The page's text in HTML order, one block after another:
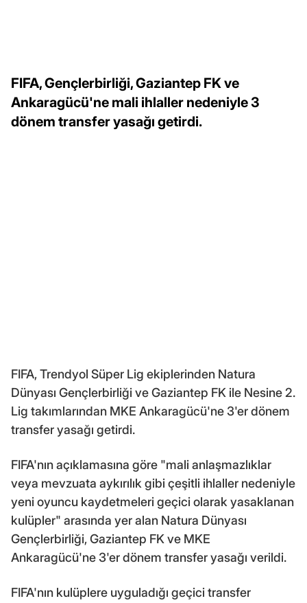
FIFA, Gençlerbirliği, Gaziantep FK ve
Ankaragücü'ne mali ihlaller nedeniyle 3
dönem transfer yasağı getirdi.
FIFA, Trendyol Süper Lig ekiplerinden Natura
Dünyası Gençlerbirliği ve Gaziantep FK ile Nesine 2.
Lig takımlarından MKE Ankaragücü'ne 3'er dönem
transfer yasağı getirdi.
FIFA'nın açıklamasına göre "mali anlaşmazlıklar
veya mevzuata aykırılık gibi çeşitli ihlaller nedeniyle
yeni oyuncu kaydetmeleri geçici olarak yasaklanan
kulüpler" arasında yer alan Natura Dünyası
Gençlerbirliği, Gaziantep FK ve MKE
Ankaragücü'ne 3'er dönem transfer yasağı verildi.
FIFA'nın kulüplere uyguladığı geçici transfer